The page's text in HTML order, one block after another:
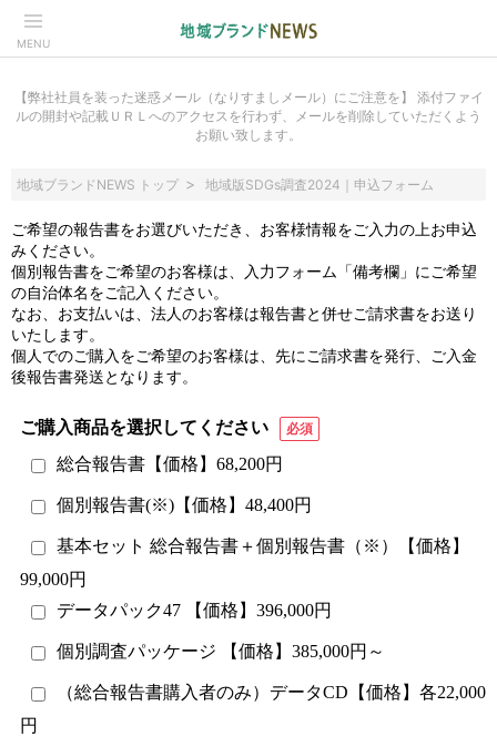
MENU
【弊社社員を装った迷惑メール（なりすましメール）にご注意を】 添付ファイ
ルの開封や記載ＵＲＬへのアクセスを行わず、メールを削除していただくよう
お願い致します。
地域ブランドNEWS トップ 地域版SDGs調査2024｜申込フォーム
ご希望の報告書をお選びいただき、お客様情報をご入力の上お申込
みください。
個別報告書をご希望のお客様は、入力フォーム「備考欄」にご希望
の自治体名をご記入ください。
なお、お支払いは、法人のお客様は報告書と併せご請求書をお送り
いたします。
個人でのご購入をご希望のお客様は、先にご請求書を発行、ご入金
後報告書発送となります。